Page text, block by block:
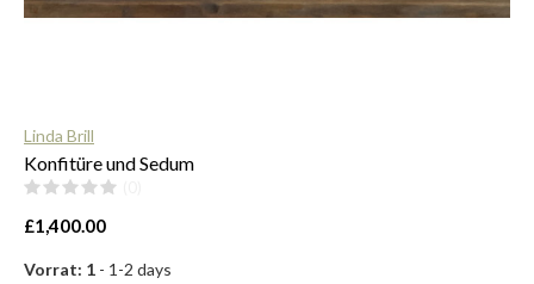
Linda Brill
Konfitüre und Sedum
£1,400.00
Vorrat: 1 - 1-2 days